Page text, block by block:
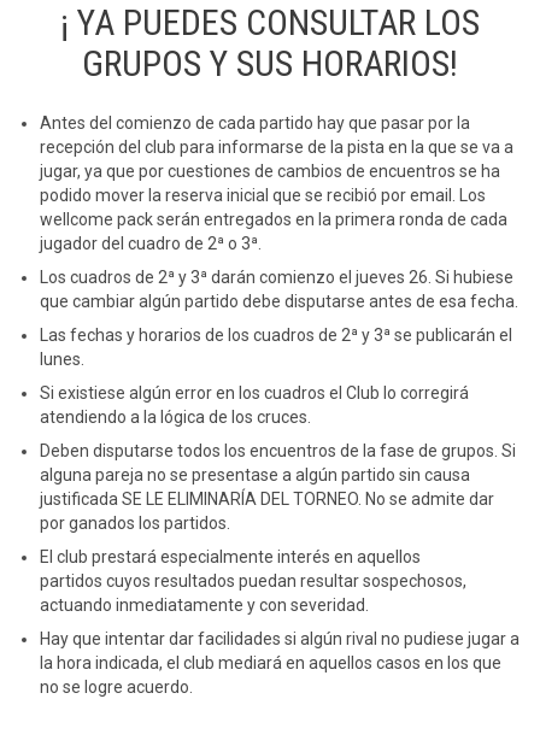
¡ YA PUEDES CONSULTAR LOS
GRUPOS Y SUS HORARIOS!
Antes del comienzo de cada partido hay que pasar por la
recepción del club para informarse de la pista en la que se va a
jugar, ya que por cuestiones de cambios de encuentros se ha
podido mover la reserva inicial que se recibió por email. Los
wellcome pack serán entregados en la primera ronda de cada
jugador del cuadro de 2ª o 3ª.
Los cuadros de 2ª y 3ª darán comienzo el jueves 26. Si hubiese
que cambiar algún partido debe disputarse antes de esa fecha.
Las fechas y horarios de los cuadros de 2ª y 3ª se publicarán el
lunes.
Si existiese algún error en los cuadros el Club lo corregirá
atendiendo a la lógica de los cruces.
Deben disputarse todos los encuentros de la fase de grupos. Si
alguna pareja no se presentase a algún partido sin causa
justificada SE LE ELIMINARÍA DEL TORNEO. No se admite dar
por ganados los partidos.
El club prestará especialmente interés en aquellos
partidos cuyos resultados puedan resultar sospechosos,
actuando inmediatamente y con severidad.
Hay que intentar dar facilidades si algún rival no pudiese jugar a
la hora indicada, el club mediará en aquellos casos en los que
no se logre acuerdo.